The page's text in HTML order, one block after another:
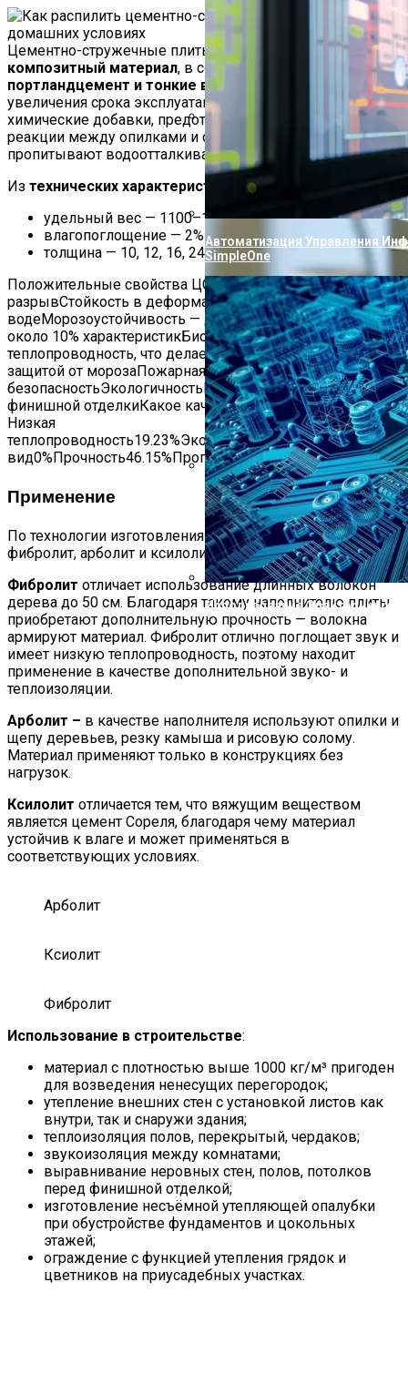
Почему Вода Из Скважины
Проверка Воды Из Скважины
Автоматизация Управления
SimpleOne
Использование Электронных
Цементно-стружечные плиты представляют собой
композитный материал, в состав которого входит
портландцемент и тонкие волокна древесины
. Для
увеличения срока эксплуатации вводят различные
химические добавки, предотвращающие химические
реакции между опилками и солями цемента. Волокна
пропитывают водоотталкивающими добавками.
Из технических характеристик
важными являются:
удельный вес — 1100–1450 кг/м³;
влагопоглощение — 2% за 24 часа;
толщина — 10, 12, 16, 24 или 36 мм.
Положительные свойства ЦСППрочность на изгиб и
разрывСтойкость в деформации при нахождении в
водеМорозоустойчивость — до 50 циклов при потере
около 10% характеристикБиостойкостьНизкая
теплопроводность, что делает листы дополнительной
защитой от морозаПожарная
безопасностьЭкологичностьПростота обработки и
финишной отделкиКакое качество для вас важнее?
Низкая
теплопроводность19.23%Экологичность34.62%Внешний
вид0%Прочность46.15%Проголосовало:26
Применение
По технологии изготовления выделяют 3 типа ЦСП:
фибролит, арболит и ксилолит.
Фибролит отличает использование длинных волокон
дерева до 50 см. Благодаря такому наполнителю плиты
приобретают дополнительную прочность — волокна
армируют материал. Фибролит отлично поглощает звук и
имеет низкую теплопроводность, поэтому находит
применение в качестве дополнительной звуко- и
теплоизоляции.
Арболит – в качестве наполнителя используют опилки и
щепу деревьев, резку камыша и рисовую солому.
Материал применяют только в конструкциях без
нагрузок.
Ксилолит отличается тем, что вяжущим веществом
является цемент Сореля, благодаря чему материал
устойчив к влаге и может применяться в
соответствующих условиях.
Арболит
Ксиолит
Фибролит
Использование в строительстве:
материал с плотностью выше 1000 кг/м³ пригоден
для возведения ненесущих перегородок;
утепление внешних стен с установкой листов как
внутри, так и снаружи здания;
теплоизоляция полов, перекрытый, чердаков;
звукоизоляция между комнатами;
выравнивание неровных стен, полов, потолков
перед финишной отделкой;
изготовление несъёмной утепляющей опалубки
при обустройстве фундаментов и цокольных
этажей;
ограждение с функцией утепления грядок и
цветников на приусадебных участках.